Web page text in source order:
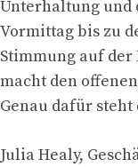
Unterhaltung und
Vormittag bis zu
Stimmung auf
macht den
Genau dafür
Julia Healy,